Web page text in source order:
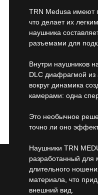
TRN Medusa имеют
что делает их
наушника
разъемами для
Внутри наушников
DLC диафрагмой из
вокруг динамика
камерами: одна
Это необычное
точно ли оно
Наушники TRN
разработанный для
длительного
материала, что
внешний вид.